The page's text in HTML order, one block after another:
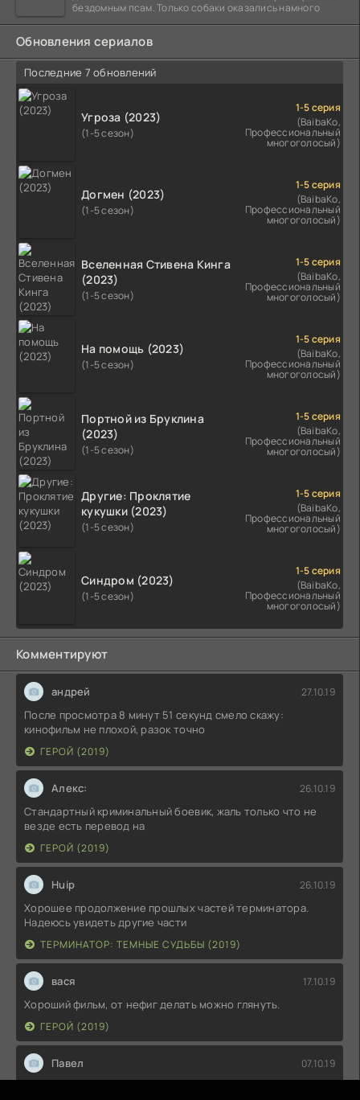
бездомным псам. Только собаки оказались намного
Обновления сериалов
Последние 7 обновлений
Угроза (2023)
(1-5 сезон)
1-5 серия
(BaibaKo,
Профессиональный
многоголосый)
Догмен (2023)
(1-5 сезон)
1-5 серия
(BaibaKo,
Профессиональный
многоголосый)
Вселенная Стивена Кинга
(2023)
(1-5 сезон)
1-5 серия
(BaibaKo,
Профессиональный
многоголосый)
На помощь (2023)
(1-5 сезон)
1-5 серия
(BaibaKo,
Профессиональный
многоголосый)
Портной из Бруклина
(2023)
(1-5 сезон)
1-5 серия
(BaibaKo,
Профессиональный
многоголосый)
Другие: Проклятие
кукушки (2023)
(1-5 сезон)
1-5 серия
(BaibaKo,
Профессиональный
многоголосый)
Синдром (2023)
(1-5 сезон)
1-5 серия
(BaibaKo,
Профессиональный
многоголосый)
Комментируют
андрей 27.10.19
После просмотра 8 минут 51 секунд смело скажу:
кинофильм не плохой, разок точно
ГЕРОЙ (2019)
Алекс: 26.10.19
Стандартный криминальный боевик, жаль только что не
везде есть перевод на
ГЕРОЙ (2019)
Huip 26.10.19
Хорошее продолжение прошлых частей терминатора.
Надеюсь увидеть другие части
ТЕРМИНАТОР: ТЕМНЫЕ СУДЬБЫ (2019)
вася 17.10.19
Хороший фильм, от нефиг делать можно глянуть.
ГЕРОЙ (2019)
Павел 07.10.19